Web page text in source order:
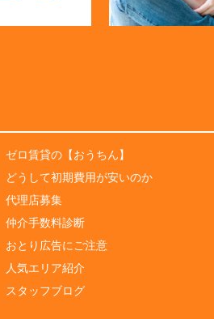
ゼロ賃貸の【おうちん】
どうして初期費用が安いのか
代理店募集
仲介手数料診断
おとり広告にご注意
人気エリア紹介
スタッフブログ